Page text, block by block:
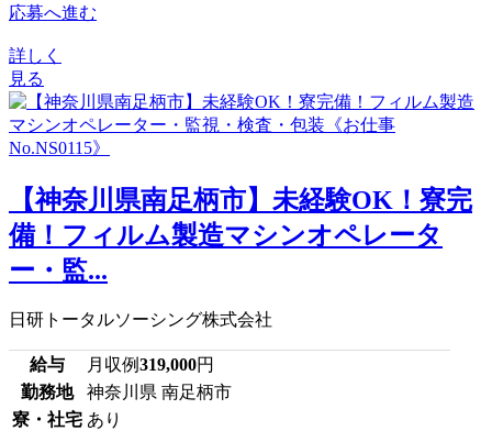
応募へ進む
詳しく
見る
【神奈川県南足柄市】未経験OK！寮完
備！フィルム製造マシンオペレータ
ー・監...
日研トータルソーシング株式会社
給与 月収例319,000円
勤務地
神奈川県 南足柄市
寮・社宅 あり